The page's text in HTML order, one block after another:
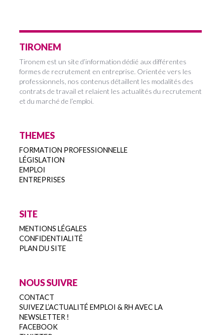
TIRONEM
Tironem est un site d’information dédié aux différentes
formes de recrutement en entreprise. Orientée vers les
professionnels, nos contenus détaillent les modalités des
contrats de travail et relaient les actualités du recrutement
et du marché de l’emploi.
THEMES
FORMATION PROFESSIONNELLE
LÉGISLATION
EMPLOI
ENTREPRISES
SITE
MENTIONS LÉGALES
CONFIDENTIALITÉ
PLAN DU SITE
NOUS SUIVRE
CONTACT
SUIVEZ L’ACTUALITÉ EMPLOI & RH AVEC LA
NEWSLETTER !
FACEBOOK